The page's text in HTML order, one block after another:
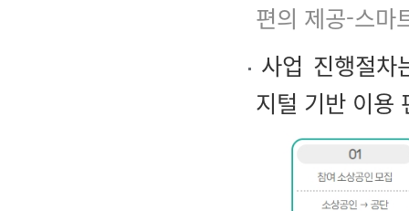
편의 제공-스마
사업 진행절차
지털 기반 이용